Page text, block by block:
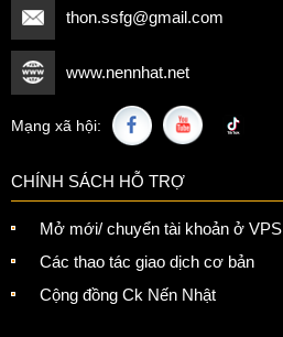
thon.ssfg@gmail.com
www.nennhat.net
Mạng xã hội:
CHÍNH SÁCH HỖ TRỢ
Mở mới/ chuyển tài khoản ở VPS
Các thao tác giao dịch cơ bản
Cộng đồng Ck Nến Nhật